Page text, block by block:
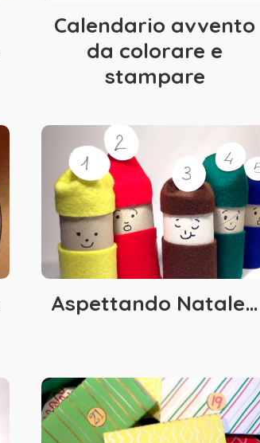
Calendario avvento
da colorare e
stampare
Aspettando Natale…